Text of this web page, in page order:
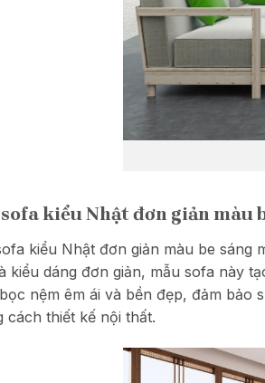
kiểu Nhật đơn giản màu
kiểu Nhật đơn giản màu be sáng
kiểu dáng đơn giản, mẫu sofa này
nệm êm ái và bền đẹp, đảm bảo
cách thiết kế nội thất.